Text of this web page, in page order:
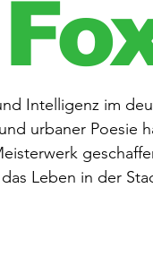
Intelligenz im
urbaner Poesie
Leben in der